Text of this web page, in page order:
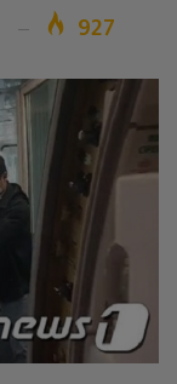
927